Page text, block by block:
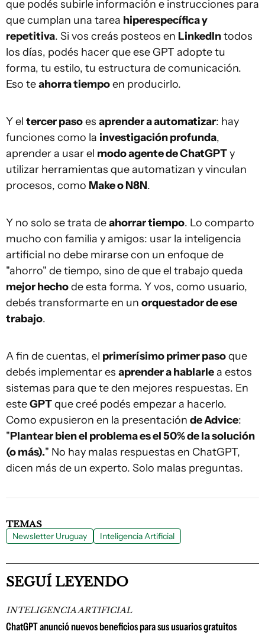
que podés subirle información e instrucciones para
que cumplan una tarea hiperespecífica y
repetitiva. Si vos creás posteos en LinkedIntodos
los días, podés hacer que ese GPT adopte tu
forma, tu estilo, tu estructura de comunicación.
Eso teahorra tiempoen producirlo.
Y el tercer pasoes aprender a automatizar: hay
funciones como la investigación profunda,
aprender a usar el modo agente de ChatGPTy
utilizar herramientas que automatizan y vinculan
procesos, como Make o N8N.
Y no solo se trata deahorrar tiempo. Lo comparto
mucho con familia y amigos: usar la inteligencia
artificial no debe mirarse con un enfoque de
"ahorro" de tiempo, sino de que el trabajo queda
mejor hechode esta forma. Y vos, como usuario,
debés transformarte en un orquestador de ese
trabajo.
A fin de cuentas, el primerísimo primer pasoque
debés implementar es aprender a hablarlea estos
sistemas para que te den mejores respuestas. En
esteGPTque creé podés empezar a hacerlo.
Como expusieron en la presentación de Advice:
"Plantear bien el problema es el 50% de la solución
(o más)." No hay malas respuestas en ChatGPT,
dicen más de un experto. Solo malas preguntas.
TEMAS
Newsletter Uruguay Inteligencia Artificial
SEGUÍ LEYENDO
INTELIGENCIA ARTIFICIAL
ChatGPT anunció nuevos beneficios para sus usuarios gratuitos